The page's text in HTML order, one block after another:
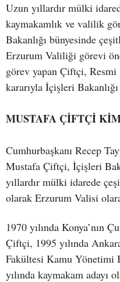
Uzun yıllardır mülki
kaymakamlık ve valilik
Bakanlığı bünyesinde
Erzurum Valiliği görevi
görev yapan Çiftçi, Resmi
kararıyla İçişleri
MUSTAFA ÇİFTÇİ
Cumhurbaşkanı Recep
Mustafa Çiftçi, İçişleri
yıllardır mülki idarede
olarak Erzurum Valisi
1970 yılında Konya’nın
Çiftçi, 1995 yılında
Fakültesi Kamu Yönetimi
yılında kaymakam adayı